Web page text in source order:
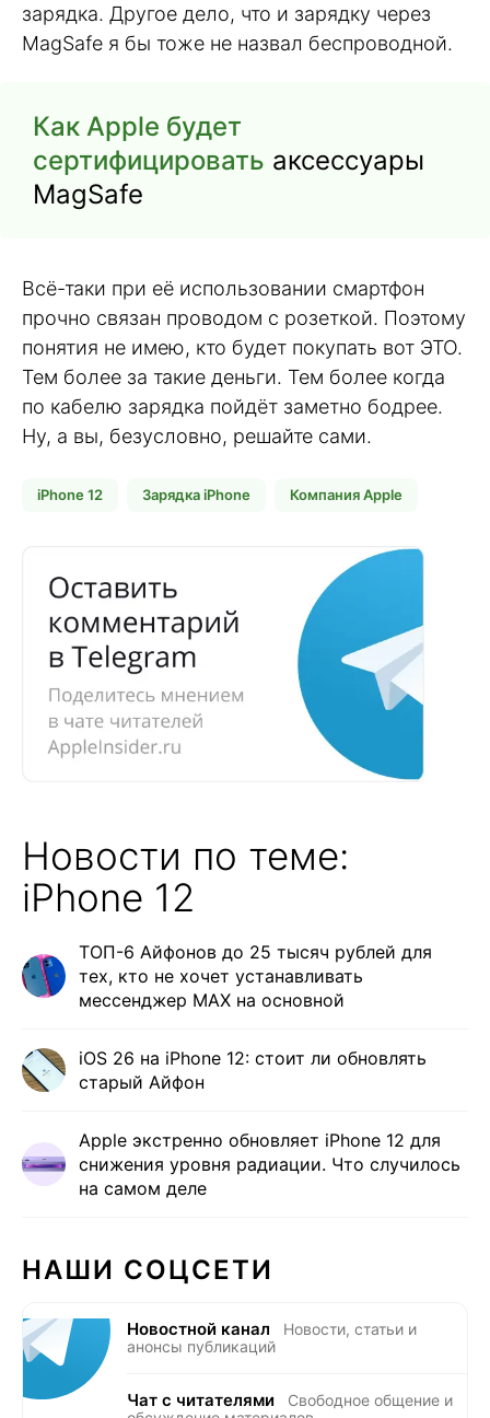
зарядка. Другое дело, что и зарядку через
MagSafe я бы тоже не назвал беспроводной.
Как Apple будет
сертифицировать аксессуары
MagSafe
Всё-таки при её использовании смартфон
прочно связан проводом с розеткой. Поэтому
понятия не имею, кто будет покупать вот ЭТО.
Тем более за такие деньги. Тем более когда
по кабелю зарядка пойдёт заметно бодрее.
Ну, а вы, безусловно, решайте сами.
iPhone 12 Зарядка iPhone Компания Apple
Новости по теме:
iPhone 12
ТОП-6 Айфонов до 25 тысяч рублей для
тех, кто не хочет устанавливать
мессенджер MAX на основной
iOS 26 на iPhone 12: стоит ли обновлять
старый Айфон
Apple экстренно обновляет iPhone 12 для
снижения уровня радиации. Что случилось
на самом деле
НАШИ СОЦСЕТИ
Новостной канал
Новости, статьи и
анонсы публикаций
Чат с читателями
Свободное общение и